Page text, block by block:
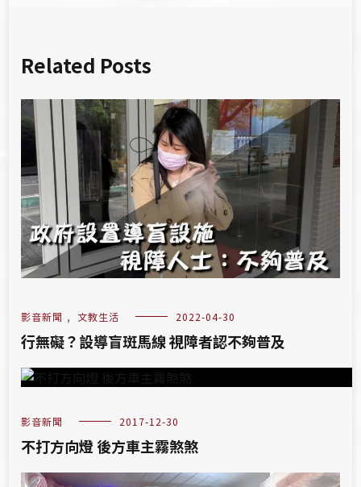
Related Posts
影音新聞 , 文教生活 2022-04-30
行無礙？設導盲斑馬線 視障者認不夠普及
影音新聞 2017-12-30
不打方向燈 後方車主霧煞煞